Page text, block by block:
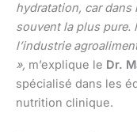
hydratation, car dans
souvent la plus pure.
l’industrie
», m’explique le Dr.
spécialisé dans les
nutrition clinique.